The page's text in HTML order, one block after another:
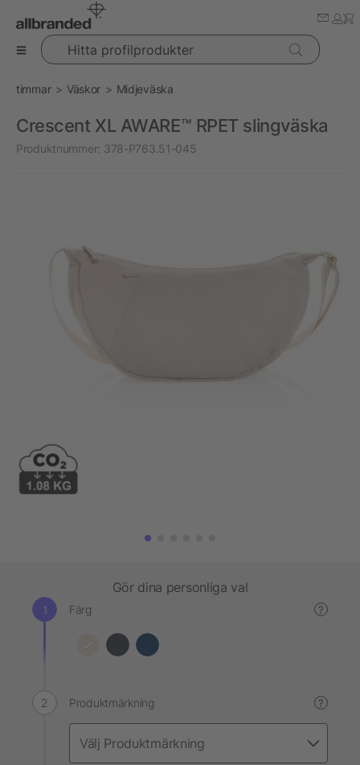
Hitta profilprodukter
timmar Väskor Midjeväska
Crescent XL AWARE™ RPET slingväska
Produktnummer: 378-P763.51-045
Gör dina personliga val
Färg ?
Produktmärkning ?